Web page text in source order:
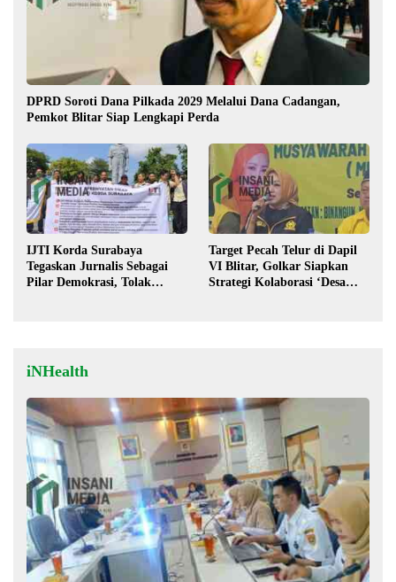
DPRD Soroti Dana Pilkada 2029 Melalui Dana Cadangan,
Pemkot Blitar Siap Lengkapi Perda
IJTI Korda Surabaya
Tegaskan Jurnalis Sebagai
Pilar Demokrasi, Tolak
Target Pecah Telur di Dapil
VI Blitar, Golkar Siapkan
Strategi Kolaborasi ‘Desa
iNHealth